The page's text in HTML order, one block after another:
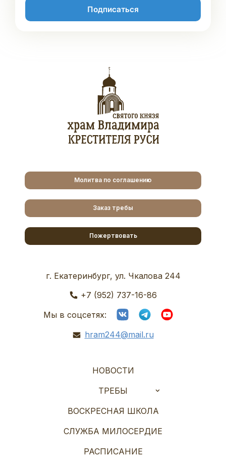
Подписаться
Молитва по соглашению
Заказ требы
Пожертвовать
г. Екатеринбург, ул. Чкалова 244
+7 (952) 737-16-86
Мы в соцсетях:
hram244@mail.ru
НОВОСТИ
ТРЕБЫ
ВОСКРЕСНАЯ ШКОЛА
СЛУЖБА МИЛОСЕРДИЕ
РАСПИСАНИЕ